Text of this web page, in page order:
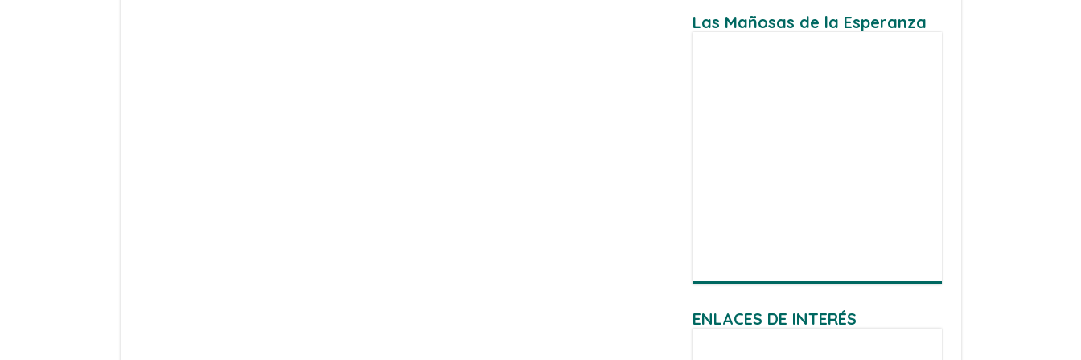
Las Mañosas de la Esperanza
ENLACES DE INTERÉS